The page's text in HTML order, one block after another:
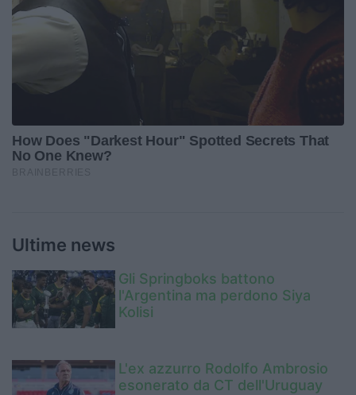
Ultime news
Gli Springboks battono
l'Argentina ma perdono Siya
Kolisi
L'ex azzurro Rodolfo Ambrosio
esonerato da CT dell'Uruguay